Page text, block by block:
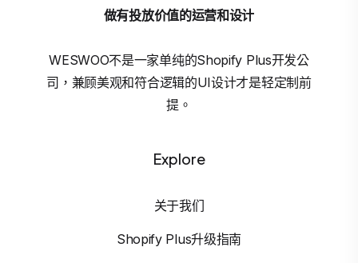
做有投放价值的运营和设计
WESWOO不是一家单纯的Shopify Plus开发公
司，兼顾美观和符合逻辑的UI设计才是轻定制前
提。
Explore
关于我们
Shopify Plus升级指南